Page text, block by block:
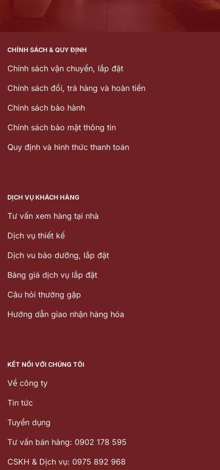
CHÍNH SÁCH & QUY ĐỊNH
Chính sách vận chuyển, lắp đặt
Chính sách đổi, trả hàng và hoàn tiền
Chinh sách bảo hành
Chính sách bảo mật thông tin
Quy định và hình thức thanh toán
DỊCH VỤ KHÁCH HÀNG
Tư vấn xem hàng tại nhà
Dịch vụ thiết kế
Dịch vu bảo dưỡng, lắp đặt
Bảng giá dịch vụ lắp đặt
Câu hỏi thường gặp
Hướng dẫn giao nhận hàng hóa
KẾT NỐI VỚI CHÚNG TÔI
Về công ty
Tin tức
Tuyển dụng
Tư vấn bán hàng: 0902 178 595
CSKH & Dịch vụ: 0975 892 968